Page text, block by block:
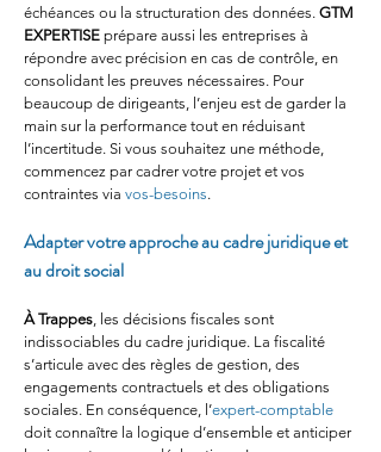
échéances ou la structuration des données. GTM
EXPERTISE prépare aussi les entreprises à
répondre avec précision en cas de contrôle, en
consolidant les preuves nécessaires. Pour
beaucoup de dirigeants, l’enjeu est de garder la
main sur la performance tout en réduisant
l’incertitude. Si vous souhaitez une méthode,
commencez par cadrer votre projet et vos
contraintes via vos-besoins.
Adapter votre approche au cadre juridique et
au droit social
À Trappes, les décisions fiscales sont
indissociables du cadre juridique. La fiscalité
s’articule avec des règles de gestion, des
engagements contractuels et des obligations
sociales. En conséquence, l’expert-comptable
doit connaître la logique d’ensemble et anticiper